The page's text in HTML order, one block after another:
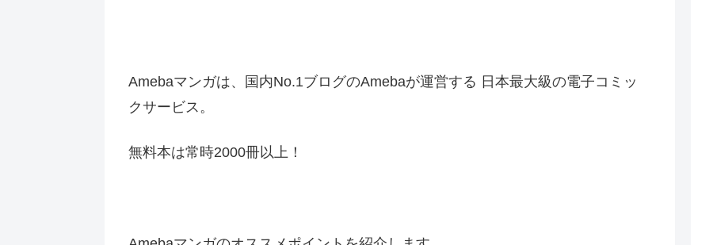
Amebaマンガは、国内No.1ブログのAmebaが運営する 日本最大級の電子コミッ
クサービス。
無料本は常時2000冊以上！